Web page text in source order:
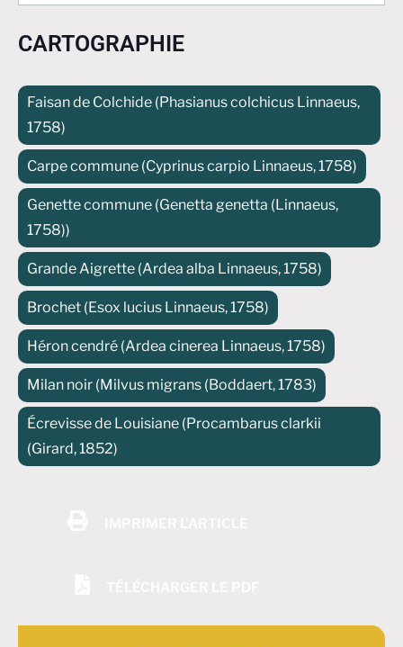
CARTOGRAPHIE
Faisan de Colchide (Phasianus colchicus Linnaeus,
1758)
Carpe commune (Cyprinus carpio Linnaeus, 1758)
Genette commune (Genetta genetta (Linnaeus,
1758))
Grande Aigrette (Ardea alba Linnaeus, 1758)
Brochet (Esox lucius Linnaeus, 1758)
Héron cendré (Ardea cinerea Linnaeus, 1758)
Milan noir (Milvus migrans (Boddaert, 1783)
Écrevisse de Louisiane (Procambarus clarkii
(Girard, 1852)